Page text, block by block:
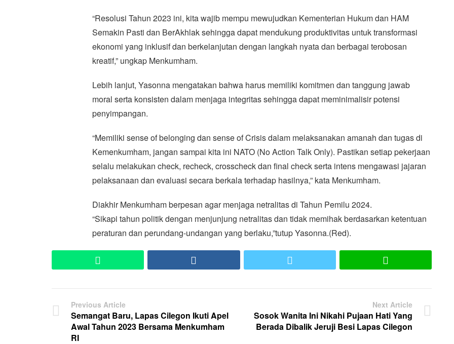
“Resolusi Tahun 2023 ini, kita wajib mempu mewujudkan Kementerian Hukum dan HAM
Semakin Pasti dan BerAkhlak sehingga dapat mendukung produktivitas untuk transformasi
ekonomi yang inklusif dan berkelanjutan dengan langkah nyata dan berbagai terobosan
kreatif,” ungkap Menkumham.
Lebih lanjut, Yasonna mengatakan bahwa harus memiliki komitmen dan tanggung jawab
moral serta konsisten dalam menjaga integritas sehingga dapat meminimalisir potensi
penyimpangan.
“Memiliki sense of belonging dan sense of Crisis dalam melaksanakan amanah dan tugas di
Kemenkumham, jangan sampai kita ini NATO (No Action Talk Only). Pastikan setiap pekerjaan
selalu melakukan check, recheck, crosscheck dan final check serta intens mengawasi jajaran
pelaksanaan dan evaluasi secara berkala terhadap hasilnya,” kata Menkumham.
Diakhir Menkumham berpesan agar menjaga netralitas di Tahun Pemilu 2024.
“Sikapi tahun politik dengan menjunjung netralitas dan tidak memihak berdasarkan ketentuan
peraturan dan perundang-undangan yang berlaku,”tutup Yasonna.(Red).
Previous Article
Semangat Baru, Lapas Cilegon Ikuti Apel
Awal Tahun 2023 Bersama Menkumham
RI
Next Article
Sosok Wanita Ini Nikahi Pujaan Hati Yang
Berada Dibalik Jeruji Besi Lapas Cilegon